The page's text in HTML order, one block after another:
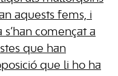
aquests fems, i
començat a
que han
que li ho ha